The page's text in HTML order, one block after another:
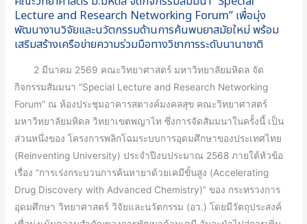
Lecture and Research Networking Forum” เพื่อมุ่ง
พัฒนางานวิจัยและนวัตกรรมด้านการค้นพบยาสมัยใหม่ พร้อม
เสริมสร้างเครือข่ายความร่วมมือทางวิชาการระดับนานาชาติ
2 มีนาคม 2569 คณะวิทยาศาสตร์ มหาวิทยาลัยมหิดล จัด
กิจกรรมสัมมนา “Special Lecture and Research Networking
Forum” ณ ห้องประชุมอาคารสตางค์มงคลสุข คณะวิทยาศาสตร์
มหาวิทยาลัยมหิดล วิทยาเขตพญาไท ซึ่งการจัดสัมมนาในครั้งนี้ เป็น
ส่วนหนึ่งของ โครงการพลิกโฉมระบบการอุดมศึกษาของประเทศไทย
(Reinventing University) ประจำปีงบประมาณ 2568 ภายใต้หัวข้อ
เรื่อง “การเร่งกระบวนการค้นหายาด้วยเคมีขั้นสูง (Accelerating
Drug Discovery with Advanced Chemistry)” ของ กระทรวงการ
อุดมศึกษา วิทยาศาสตร์ วิจัยและนวัตกรรม (อว.) โดยมีวัตถุประสงค์
เพื่อ
มุ่ง
พัฒนา
และ
นวัตกรรม
ด้าน
การ
ค้น
พบ
ยา
สมัย